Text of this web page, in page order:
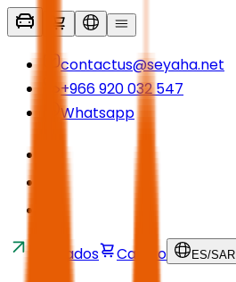
contactus@seyaha.net
+966 920 032 547
Whatsapp
Traslados Carrito ES/SAR